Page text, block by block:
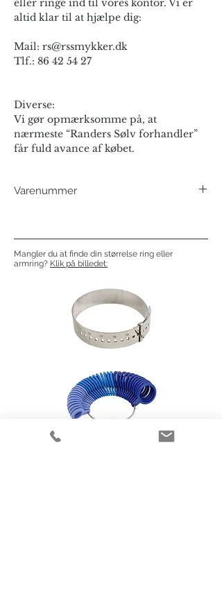
eller ringe ind til vores kontor. Vi er
altid klar til at hjælpe dig:
Mail: rs@rssmykker.dk
Tlf.: 86 42 54 27
Diverse:
Vi gør opmærksomme på, at
nærmeste “Randers Sølv forhandler”
får fuld avance af købet.
Varenummer
37301 - 3x13 mm
Mangler du at finde din størrelse ring eller
armring? Klik på billedet: